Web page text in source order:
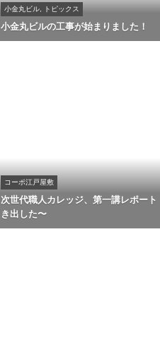
小金丸ビル, トピックス
小金丸ビルの工事が始まりました！
コーポ江戸屋敷
次世代職人カレッジ、第一講レポー
き出した〜